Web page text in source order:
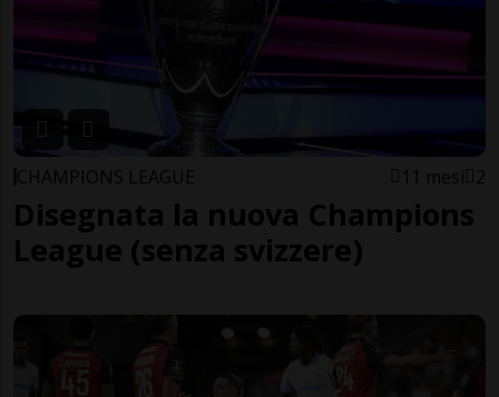
CHAMPIONS LEAGUE 11 mesi 2
Disegnata la nuova Champions
League (senza svizzere)